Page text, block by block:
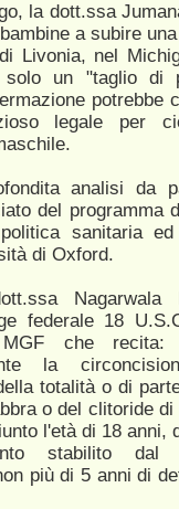
la dott.ssa
a subire
Livonia, nel
solo un "taglio di
potrebbe
legale per
analisi da
del programma
sanitaria
di Oxford.
Nagarwala
federale 18
che recita:
la
totalità o di
o del clitoride
l'età di 18 anni,
stabilito dal
più di 5 anni di